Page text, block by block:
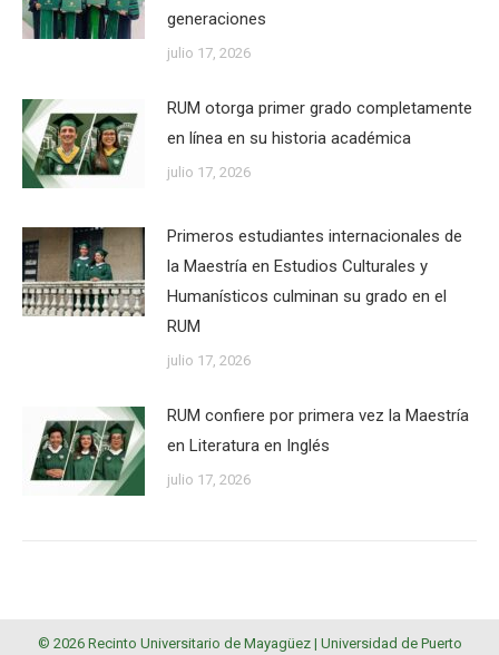
generaciones
julio 17, 2026
RUM otorga primer grado completamente
en línea en su historia académica
julio 17, 2026
Primeros estudiantes internacionales de
la Maestría en Estudios Culturales y
Humanísticos culminan su grado en el
RUM
julio 17, 2026
RUM confiere por primera vez la Maestría
en Literatura en Inglés
julio 17, 2026
© 2026 Recinto Universitario de Mayagüez | Universidad de Puerto